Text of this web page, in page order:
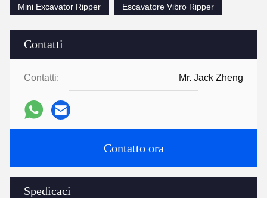
Contatti
Contatti: Mr. Jack Zheng
Contatto ora
Spedicaci
Mini Excavator Ripper Escavatore Vibro Ripper